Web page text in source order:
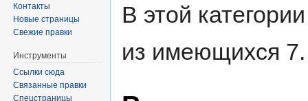
В этой
из имеющихся 7.
Контакты
Новые страницы
Свежие правки
Инструменты
Ссылки сюда
Связанные правки
Спецстраницы